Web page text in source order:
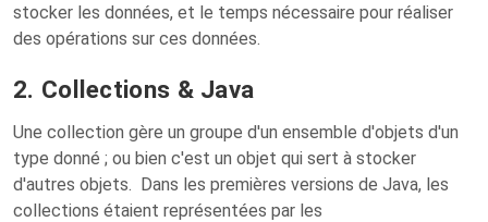
stocker les données, et le temps nécessaire pour réaliser
des opérations sur ces données.
2. Collections & Java
Une collection gère un groupe d'un ensemble d'objets d'un
type donné ; ou bien c'est un objet qui sert à stocker
d'autres objets. Dans les premières versions de Java, les
collections étaient représentées par les